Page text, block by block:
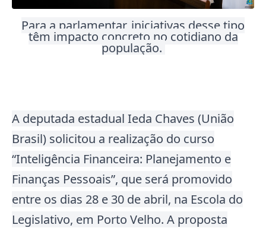
Para a parlamentar, iniciativas desse tipo
têm impacto concreto no cotidiano da
população.
A deputada estadual Ieda Chaves (União
Brasil) solicitou a realização do curso
“Inteligência Financeira: Planejamento e
Finanças Pessoais”, que será promovido
entre os dias 28 e 30 de abril, na Escola do
Legislativo, em Porto Velho. A proposta